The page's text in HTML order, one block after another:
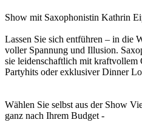
Show mit Saxophonistin Kathrin
Lassen Sie sich entführen – in die
voller Spannung und Illusion.
sie leidenschaftlich mit kraftvollem
Partyhits oder exklusiver Dinner
Wählen Sie selbst aus der Show
ganz nach Ihrem Budget -